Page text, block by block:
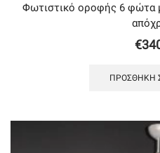
Φωτιστικό οροφής 6 φώτα
€
ΠΡΟΣΘΉΚΗ